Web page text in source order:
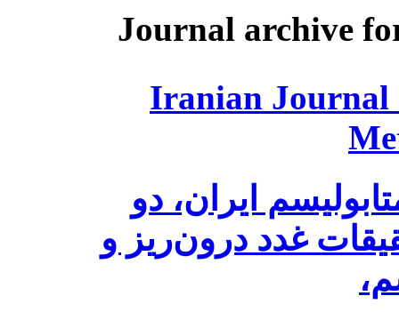
Journal archive
Iranian Journal
ایران، دو
غدد درون‌ریز و